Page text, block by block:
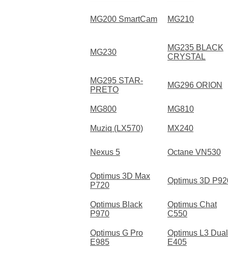
MG200 SmartCam MG210
MG230
MG235 BLACK
CRYSTAL
MG295 STAR-
PRETO
MG296 ORION
MG800 MG810
Muziq (LX570) MX240
Nexus 5 Octane VN530
Optimus 3D Max
P720
Optimus 3D
Optimus Black
P970
Optimus Chat
C550
Optimus G Pro
E985
Optimus L3 Dual
E405